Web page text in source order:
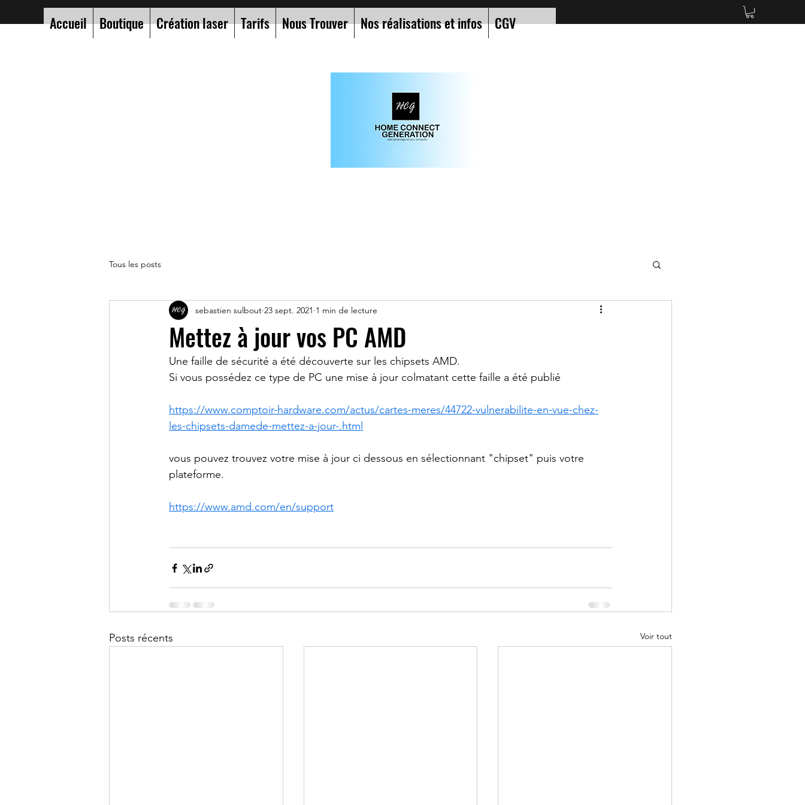
Accueil Boutique Création laser Tarifs Nous Trouver Nos réalisations et infos CGV
Tous les posts
Mettez à jour vos PC AMD
sebastien sulbout 23 sept. 2021 1 min de lecture
Une faille de sécurité a été découverte sur les chipsets AMD.
Si vous possédez ce type de PC une mise à jour colmatant cette faille a été publié
https://www.comptoir-hardware.com/actus/cartes-meres/44722-vulnerabilite-en-vue-chez-
les-chipsets-damede-mettez-a-jour-.html
vous pouvez trouvez votre mise à jour ci dessous en sélectionnant "chipset" puis votre
plateforme.
https://www.amd.com/en/support
Posts récents Voir tout